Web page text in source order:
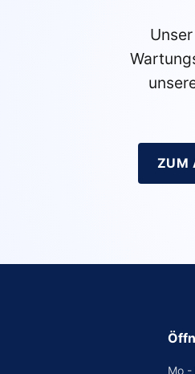
ZUM
Mo